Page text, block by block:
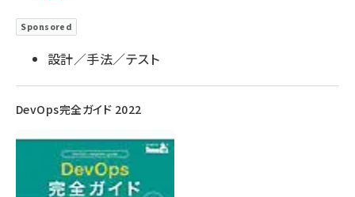
Sponsored
設計／手法／テスト
DevOps完全ガイド 2022